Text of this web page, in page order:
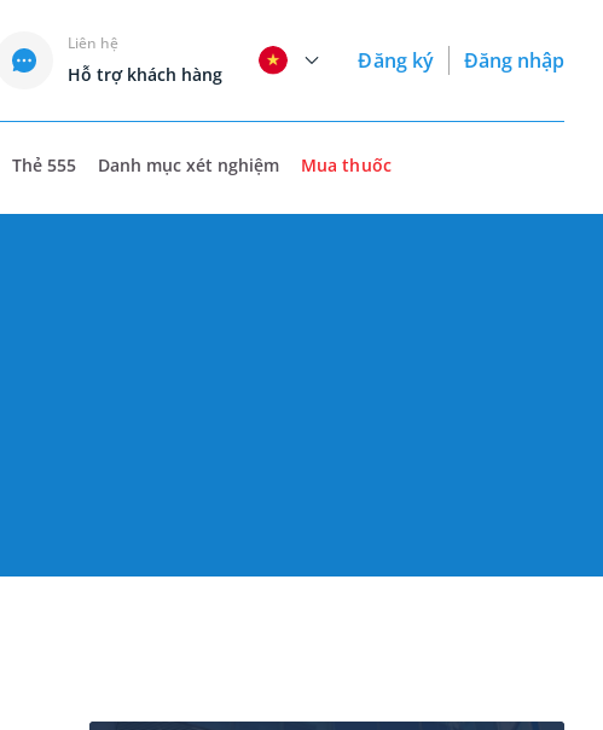
Liên hệ
Hỗ trợ khách hàng
Đăng ký Đăng nhập
Thẻ 555 Danh mục xét nghiệm Mua thuốc